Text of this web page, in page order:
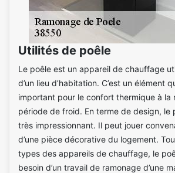
Utilités de poêle
Le poêle est un appareil de chauffage
d’un lieu d’habitation. C’est un élément
important pour le confort thermique à la
période de froid. En terme de design, le
très impressionnant. Il peut jouer
d’une pièce décorative du logement.
types des appareils de chauffage, le
besoin d’un travail de ramonage d’une